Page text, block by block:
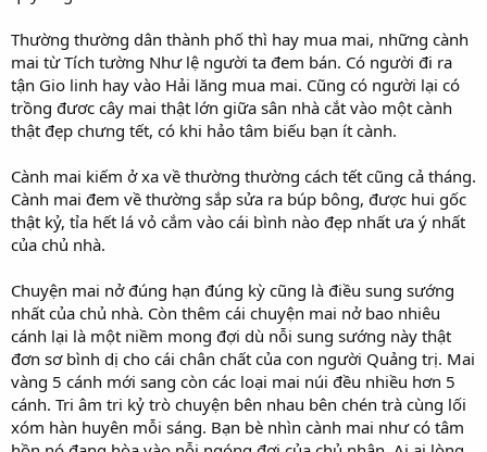
Thường thường dân thành phố thì hay mua mai, những cành
mai từ Tích tường Như lệ người ta đem bán. Có người đi ra
tận Gio linh hay vào Hải lăng mua mai. Cũng có người lại có
trồng đươc cây mai thật lớn giữa sân nhà cắt vào một cành
thật đẹp chưng tết, có khi hảo tâm biếu bạn ít cành.
Cành mai kiếm ở xa về thường thường cách tết cũng cả tháng.
Cành mai đem về thường sắp sửa ra búp bông, được hui gốc
thật kỷ, tỉa hết lá vỏ cắm vào cái bình nào đẹp nhất ưa ý nhất
của chủ nhà.
Chuyện mai nở đúng hạn đúng kỳ cũng là điều sung sướng
nhất của chủ nhà. Còn thêm cái chuyện mai nở bao nhiêu
cánh lại là một niềm mong đợi dù nỗi sung sướng này thật
đơn sơ bình dị cho cái chân chất của con người Quảng trị. Mai
vàng 5 cánh mới sang còn các loại mai núi đều nhiều hơn 5
cánh. Tri âm tri kỷ trò chuyện bên nhau bên chén trà cùng lối
xóm hàn huyên mỗi sáng. Bạn bè nhìn cành mai như có tâm